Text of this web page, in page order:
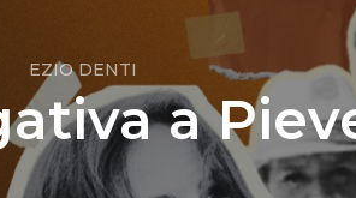
EZIO DENTI
a